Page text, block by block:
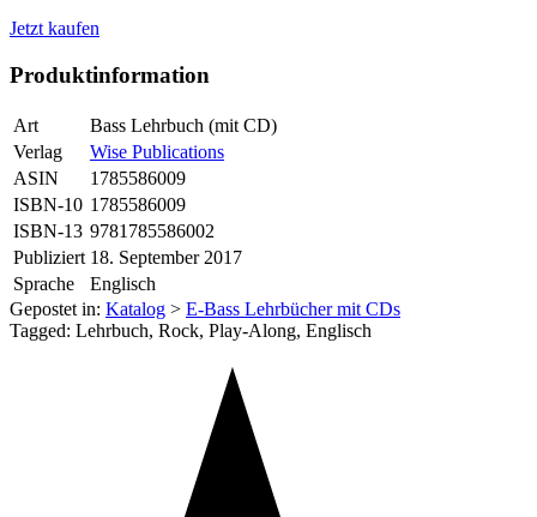
Jetzt kaufen
Produktinformation
Art
Bass Lehrbuch (mit CD)
Verlag
Wise Publications
ASIN
1785586009
ISBN-10 1785586009
ISBN-13 9781785586002
Publiziert 18. September 2017
Sprache
Englisch
Gepostet in: Katalog > E-Bass Lehrbücher mit CDs
Tagged: Lehrbuch, Rock, Play-Along, Englisch